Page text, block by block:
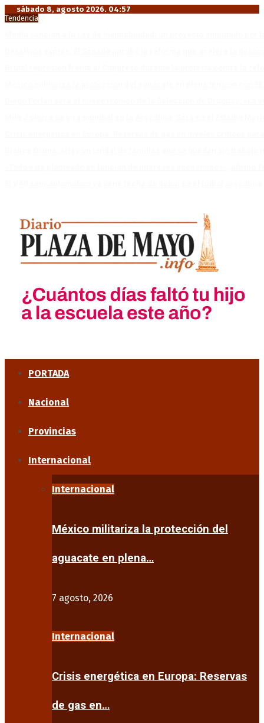
sábado 8, agosto 2026. 04:57
Tendencia
PORTADA
Nacional
Provincias
Internacional
Internacional
México militariza la protección del
aguacate en plena…
7 agosto, 2026
Internacional
Crisis energética en Europa: Reservas
de gas en…